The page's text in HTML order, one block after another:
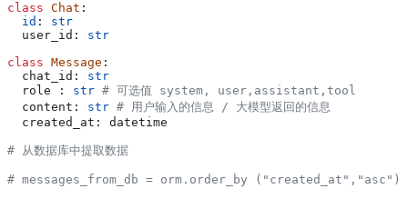
class Chat :
  id
: str
  user_id:
str
class Message :
  chat_id:
str
  role :
str # 可选值 system, user,assistant,tool
  content:
str # 用户输入的信息 / 大模型返回的信息
  created_at: datetime
# 从数据库中提取数据
# messages_from_db = orm.order_by